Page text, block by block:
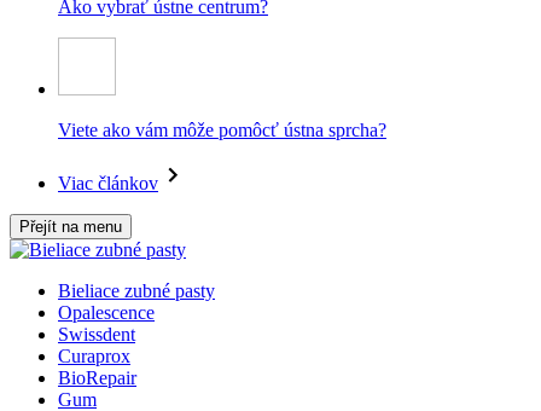
Ako vybrať ústne centrum?
Viete ako vám môže pomôcť ústna sprcha?
Viac článkov
Přejít na menu
Bieliace zubné pasty
Opalescence
Swissdent
Curaprox
BioRepair
Gum